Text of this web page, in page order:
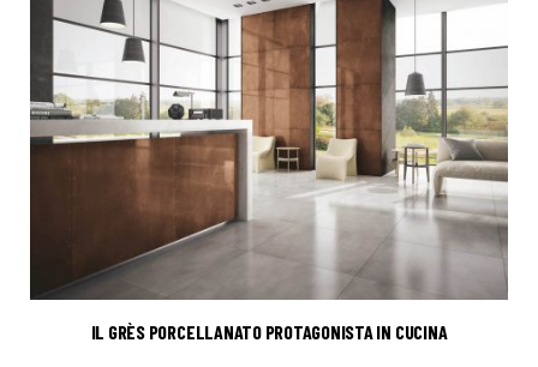
IL GRÈS PORCELLANATO PROTAGONISTA IN CUCINA